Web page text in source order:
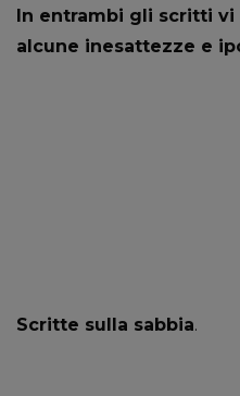
In entrambi gli scritti vi
alcune inesattezze e
Scritte sulla sabbia.